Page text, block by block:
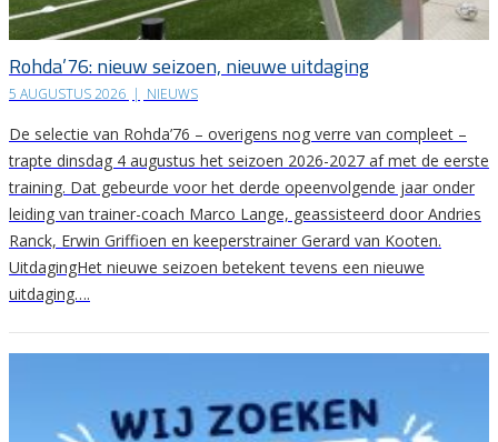
Rohda’76: nieuw seizoen, nieuwe uitdaging
5 AUGUSTUS 2026 | NIEUWS
De selectie van Rohda’76 – overigens nog verre van compleet –
trapte dinsdag 4 augustus het seizoen 2026-2027 af met de eerste
training. Dat gebeurde voor het derde opeenvolgende jaar onder
leiding van trainer-coach Marco Lange, geassisteerd door Andries
Ranck, Erwin Griffioen en keeperstrainer Gerard van Kooten.
UitdagingHet nieuwe seizoen betekent tevens een nieuwe
uitdaging….